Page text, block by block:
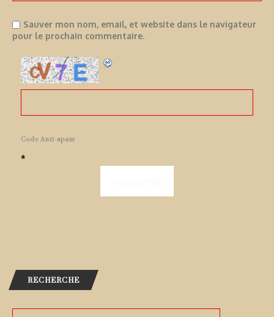
Sauver mon nom, email, et website dans le navigateur
pour le prochain commentaire.
Code Anti-spam
*
RECHERCHE